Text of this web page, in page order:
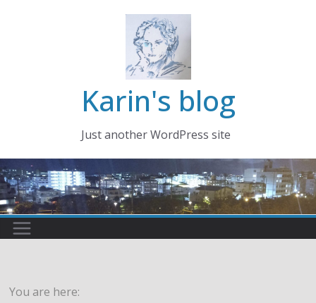
ッ
プ
Karin's blog
Just another WordPress site
You are here: